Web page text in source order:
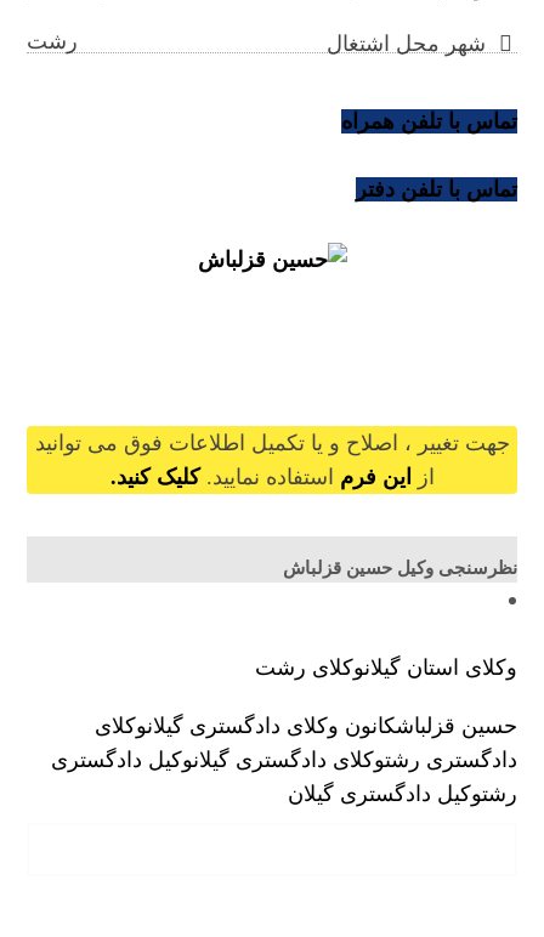
شهر محل اشتغال رشت
تماس با تلفن همراه
تماس با تلفن دفتر
جهت تغییر ، اصلاح و یا تکمیل اطلاعات فوق می توانید
از
این فرم استفاده نمایید. کلیک کنید.
نظرسنجی وکیل حسین قزلباش
وکلای استان گیلانوکلای رشت
حسین قزلباشکانون وکلای دادگستری گیلانوکلای
دادگستری رشتوکلای دادگستری گیلانوکیل دادگستری
رشتوکیل دادگستری گیلان